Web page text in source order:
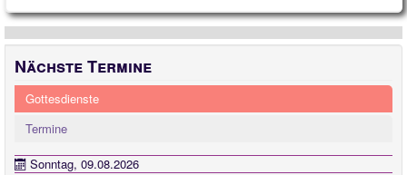
Nächste Termine
Gottesdienste
Termine
Sonntag, 09.08.2026